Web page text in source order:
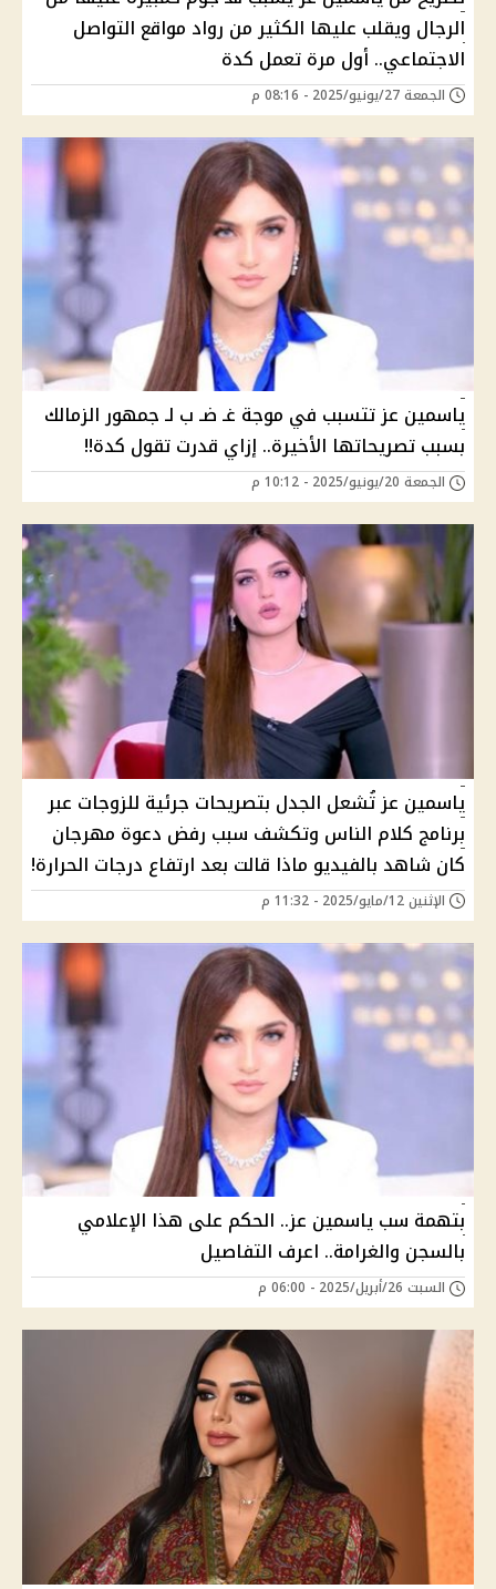
الرجال ويقلب عليها الكثير من رواد مواقع التواصل
الاجتماعي.. أول مرة تعمل كدة
الجمعة 27/يونيو/2025 - 08:16 م
ياسمين عز تتسبب في موجة غـ ضـ ب لـ جمهور الزمالك
بسبب تصريحاتها الأخيرة.. إزاي قدرت تقول كدة!!
الجمعة 20/يونيو/2025 - 10:12 م
ياسمين عز تُشعل الجدل بتصريحات جرئية للزوجات عبر
برنامج كلام الناس وتكشف سبب رفض دعوة مهرجان
كان شاهد بالفيديو ماذا قالت بعد ارتفاع درجات الحرارة!
الإثنين 12/مايو/2025 - 11:32 م
بتهمة سب ياسمين عز.. الحكم على هذا الإعلامي
بالسجن والغرامة.. اعرف التفاصيل
السبت 26/أبريل/2025 - 06:00 م